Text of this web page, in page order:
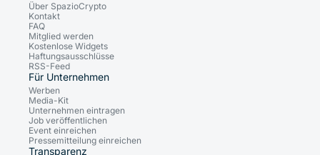
Über SpazioCrypto
Kontakt
FAQ
Mitglied werden
Kostenlose Widgets
Haftungsausschlüsse
RSS-Feed
Für Unternehmen
Werben
Media-Kit
Unternehmen eintragen
Job veröffentlichen
Event einreichen
Pressemitteilung einreichen
Transparenz